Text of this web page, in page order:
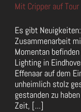
Mit Cripper auf Tour
Es gibt
Zusammenarbeit
Momentan
Lighting in
Effenaar auf dem
unheimlich stolz
gestanden zu
Zeit, [...]